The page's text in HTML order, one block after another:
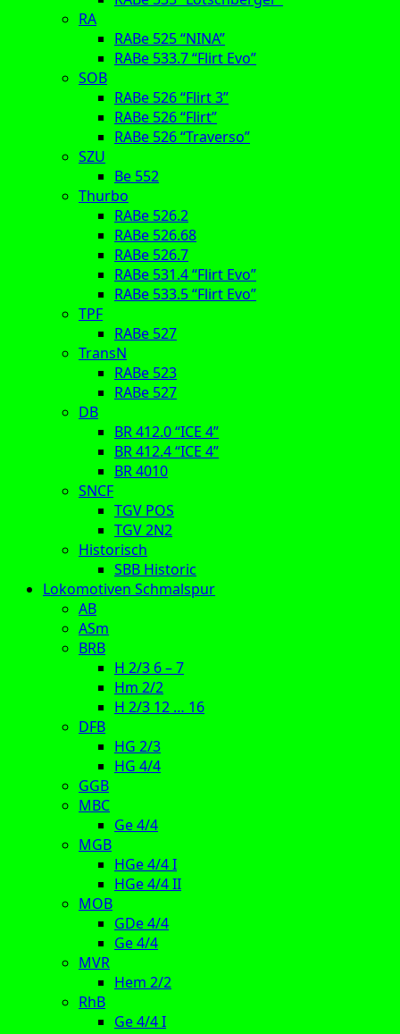
RA
RABe 525 “NINA”
RABe 533.7 “Flirt Evo”
SOB
RABe 526 “Flirt 3”
RABe 526 “Flirt”
RABe 526 “Traverso”
SZU
Be 552
Thurbo
RABe 526.2
RABe 526.68
RABe 526.7
RABe 531.4 “Flirt Evo”
RABe 533.5 “Flirt Evo”
TPF
RABe 527
TransN
RABe 523
RABe 527
DB
BR 412.0 “ICE 4”
BR 412.4 “ICE 4”
BR 4010
SNCF
TGV POS
TGV 2N2
Historisch
SBB Historic
Lokomotiven Schmalspur
AB
ASm
BRB
H 2/3 6 – 7
Hm 2/2
H 2/3 12 … 16
DFB
HG 2/3
HG 4/4
GGB
MBC
Ge 4/4
MGB
HGe 4/4 I
HGe 4/4 II
MOB
GDe 4/4
Ge 4/4
MVR
Hem 2/2
RhB
Ge 4/4 I